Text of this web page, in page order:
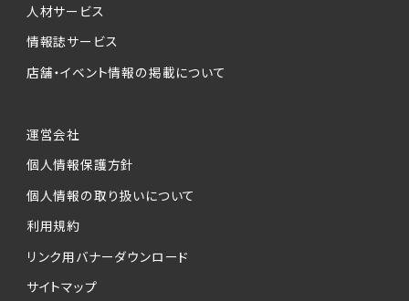
人材サービス
情報誌サービス
店舗・イベント情報の掲載について
運営会社
個人情報保護方針
個人情報の取り扱いについて
利用規約
リンク用バナーダウンロード
サイトマップ